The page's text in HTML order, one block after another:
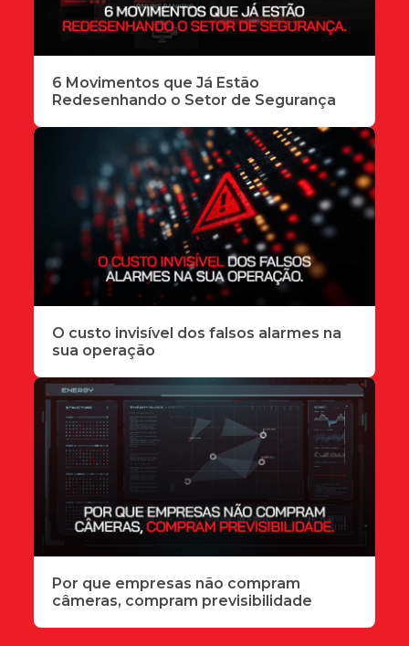
6 Movimentos que Já Estão
Redesenhando o Setor de Segurança
O custo invisível dos falsos alarmes na
sua operação
Por que empresas não compram
câmeras, compram previsibilidade